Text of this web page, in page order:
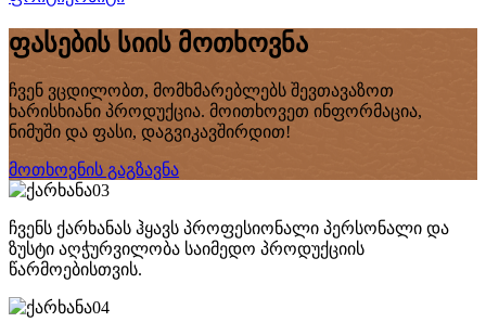
ფასების სიის მოთხოვნა
ჩვენ ვცდილობთ, მომხმარებლებს შევთავაზოთ
ხარისხიანი პროდუქცია. მოითხოვეთ ინფორმაცია,
ნიმუში და ფასი, დაგვიკავშირდით!
მოთხოვნის გაგზავნა
ჩვენს ქარხანას ჰყავს პროფესიონალი პერსონალი და
ზუსტი აღჭურვილობა საიმედო პროდუქციის
წარმოებისთვის.